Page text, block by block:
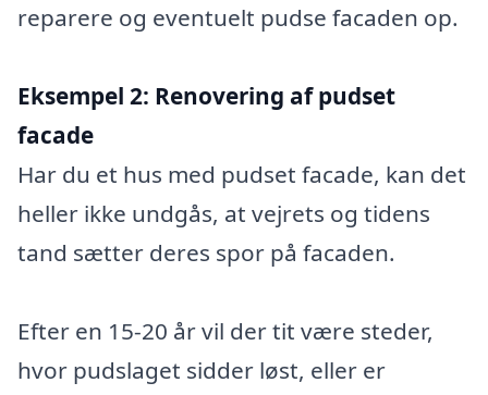
reparere og eventuelt pudse facaden op.
Eksempel 2: Renovering af pudset
facade
Har du et hus med pudset facade, kan det
heller ikke undgås, at vejrets og tidens
tand sætter deres spor på facaden.
Efter en 15-20 år vil der tit være steder,
hvor pudslaget sidder løst, eller er